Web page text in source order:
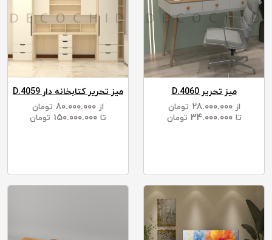
میز تحریر D.4060
از ۲۸.۰۰۰.۰۰۰
تومان
تا ۳۴.۰۰۰.۰۰۰ تومان
میز تحریر کتابخانه دار D.4059
از
تومان
تا
تومان